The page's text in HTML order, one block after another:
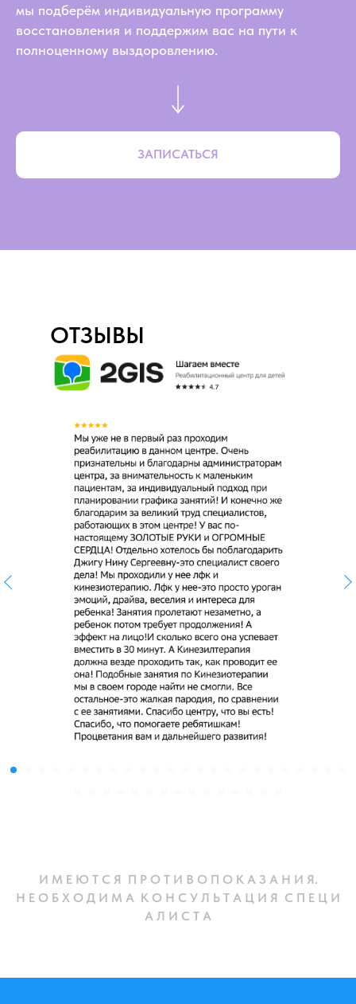
мы подберём индивидуальную программу
восстановления и поддержим вас на пути к
полноценному выздоровлению.
ЗАПИСАТЬСЯ
ОТЗЫВЫ
И М Е Ю Т С Я П Р О Т И В О П О К А З А Н И Я.
Н Е О Б Х О Д И М А К О Н С У Л Ь Т А Ц И Я С П Е Ц И
А Л И С Т А